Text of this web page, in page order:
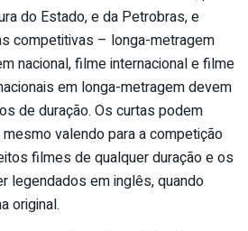
do Estado, e da Petrobras, e
competitivas – longa-metragem
nacional, filme internacional e filme
em longa-metragem devem
de duração. Os curtas podem
valendo para a competição
filmes de qualquer duração e os
legendados em inglês, quando
original.